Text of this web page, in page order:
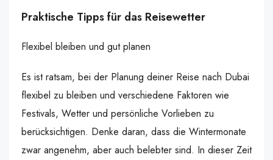
Praktische Tipps für das Reisewetter
Flexibel bleiben und gut planen
Es ist ratsam, bei der Planung deiner Reise nach Dubai
flexibel zu bleiben und verschiedene Faktoren wie
Festivals, Wetter und persönliche Vorlieben zu
berücksichtigen. Denke daran, dass die Wintermonate
zwar angenehm, aber auch belebter sind. In dieser Zeit